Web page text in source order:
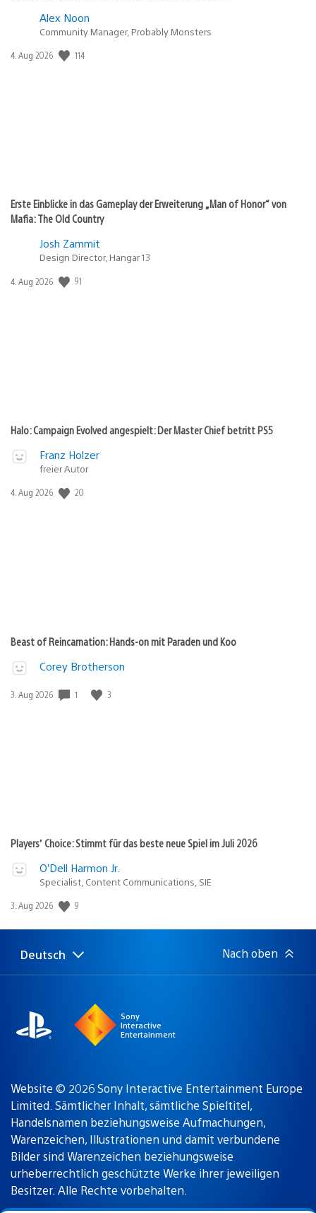
Alex Noon
Community Manager, Probably Monsters
Veröffentlichungsdatum:
4. Aug 2026 114
Erste Einblicke in das Gameplay der Erweiterung „Man of Honor“ von
Mafia: The Old Country
Josh Zammit
Design Director, Hangar 13
Veröffentlichungsdatum:
4. Aug 2026 91
Halo: Campaign Evolved angespielt: Der Master Chief betritt PS5
Franz Holzer
freier Autor
Veröffentlichungsdatum:
4. Aug 2026 20
Beast of Reincarnation: Hands-on mit Paraden und Koo
Corey Brotherson
Veröffentlichungsdatum:
3. Aug 2026 1 3
Players’ Choice: Stimmt für das beste neue Spiel im Juli 2026
O’Dell Harmon Jr.
Specialist, Content Communications, SIE
Veröffentlichungsdatum:
3. Aug 2026 9
Select
a
Aktuelle
Region:
Deutsch Nach oben
Sony
Interactive
Entertainment
Website © 2026 Sony Interactive Entertainment Europe
Limited. Sämtlicher Inhalt, sämtliche Spieltitel,
Handelsnamen beziehungsweise Aufmachungen,
Warenzeichen, Illustrationen und damit verbundene
Bilder sind Warenzeichen beziehungsweise
urheberrechtlich geschützte Werke ihrer jeweiligen
Besitzer. Alle Rechte vorbehalten.